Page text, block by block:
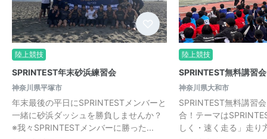
陸上競技
SPRINTEST年末砂浜練習会
神奈川県平塚市
年末最後の平日にSPRINTESTメンバーと
一緒に砂浜ダッシュを勝負しませんか？
※我々SPRINTESTメンバーに勝った...
陸上競技
SPRINTEST無料講習会
神奈川県大和市
SPRINTEST無料講習
合！テーマは
しく・速く走る」走り